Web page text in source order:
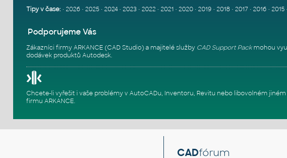
Tipy v čase:• 2026• 2025• 2024• 2023• 2022• 2021 • 2020• 2019 • 2018 • 2017• 2016• 2015•
Podporujeme Vás
Zákazníci firmy ARKANCE (CAD Studio) a majitelé služby CAD Support Packmohou
dodávek produktů Autodesk.
Chcete-li vyřešit i vaše problémy v AutoCADu, Inventoru, Revitu nebo libovolném
firmu ARKANCE.
CADfórum